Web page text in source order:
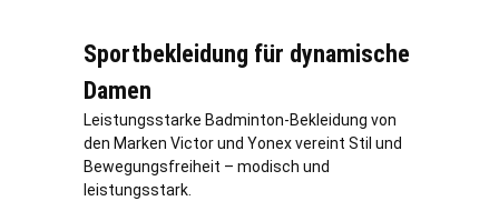
Sportbekleidung für dynamische
Damen
Leistungsstarke Badminton-Bekleidung von
den Marken Victor und Yonex vereint Stil und
Bewegungsfreiheit – modisch und
leistungsstark.